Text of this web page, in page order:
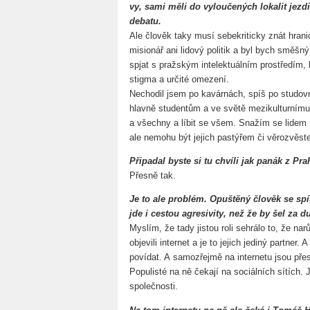
vy, sami měli do vyloučených lokalit
debatu.
Ale člověk taky musí sebekriticky znát
misionář ani lidový politik a byl bych
spjat s pražským intelektuálním
stigma a určité omezení.
Nechodil jsem po kavárnách, spíš po
hlavně studentům a ve světě
a všechny a líbit se všem. Snažím se
ale nemohu být jejich pastýřem či
Připadal byste si tu chvíli jak panák z
Přesně tak.
Je to ale problém. Opuštěný člověk se
jde i cestou agresivity, než že by šel za
Myslím, že tady jistou roli sehrálo to, že
objevili internet a je to jejich jediný partner.
povídat. A samozřejmě na internetu jsou
Populisté na ně čekají na sociálních sítích.
společnosti.